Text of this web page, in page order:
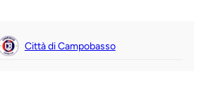
Città di Campobasso